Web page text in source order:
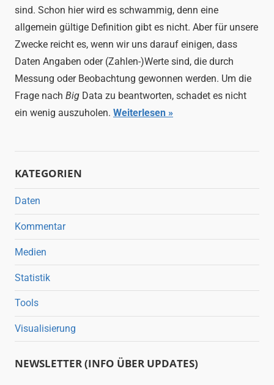
sind. Schon hier wird es schwammig, denn eine
allgemein gültige Definition gibt es nicht. Aber für unsere
Zwecke reicht es, wenn wir uns darauf einigen, dass
Daten Angaben oder (Zahlen-)Werte sind, die durch
Messung oder Beobachtung gewonnen werden. Um die
Frage nach Big Data zu beantworten, schadet es nicht
ein wenig auszuholen. Weiterlesen
KATEGORIEN
Daten
Kommentar
Medien
Statistik
Tools
Visualisierung
NEWSLETTER (INFO ÜBER UPDATES)